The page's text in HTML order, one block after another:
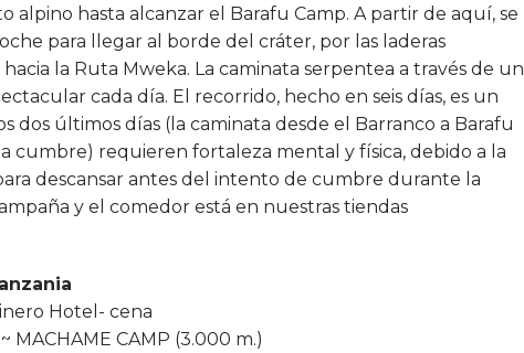
alpino hasta alcanzar el Barafu Camp. A partir de aquí, se
para llegar al borde del cráter, por las laderas
la Ruta Mweka. La caminata serpentea a través de un
cada día. El recorrido, hecho en seis días, es un
dos últimos días (la caminata desde el Barranco a Barafu
cumbre) requieren fortaleza mental y física, debido a la
descansar antes del intento de cumbre durante la
y el comedor está en nuestras tiendas
Hotel- cena
MACHAME CAMP (3.000 m.)